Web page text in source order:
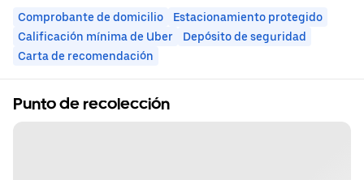
Comprobante de domicilio
Estacionamiento protegido
Calificación mínima de Uber
Depósito de seguridad
Carta de recomendación
Punto de recolección